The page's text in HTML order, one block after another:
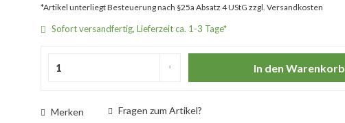
*Artikel unterliegt Besteuerung nach §25a Absatz 4 UStGzzgl. Versandkosten
Sofort versandfertig, Lieferzeit ca. 1-3 Tage*
In den Warenkorb
Merken Fragen zum Artikel?